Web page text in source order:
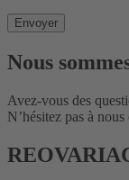
Nous
Avez-vous des
N’hésitez pas à